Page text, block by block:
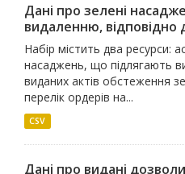
Дані про зелені
видаленню, відповідно
Набір містить два ресурси:
насаджень, що підлягають
виданих актів обстеження
перелік ордерів на...
CSV
Дані про видані